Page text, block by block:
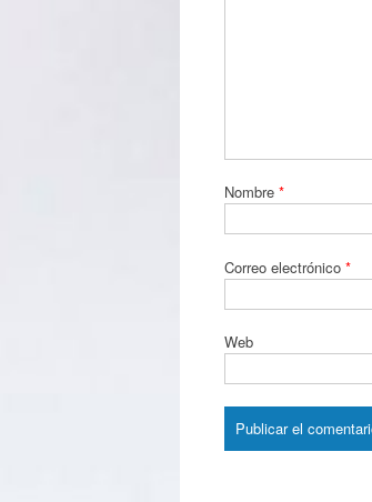
Nombre *
Correo electrónico *
Web